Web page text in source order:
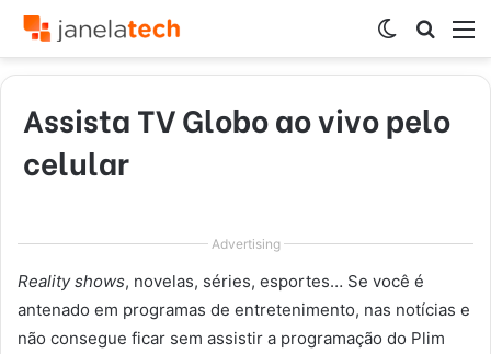
por
Switch
skin
Assista TV Globo ao vivo pelo
celular
Advertising
Reality shows, novelas, séries, esportes… Se você é
antenado em programas de entretenimento, nas notícias e
não consegue ficar sem assistir a programação do Plim